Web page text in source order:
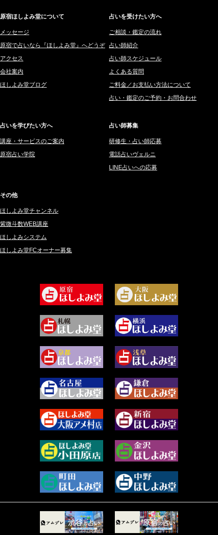
年齢でも愛されます
橘メルロ (7)
鈴喜みわこ (8)
鯖ノ実 ソニン (19)
愛音ソナタ (16)
紫村 明世 (34)
桜望巴千 (270)
綺咲みゆき (22)
比呂 酒井 (59)
ロザリン (157)
坂宮 鈴果 (82)
尾羽奈美海 (95)
藻那ムール (2)
白丸モカ (180)
水浅葱 旬時 (150)
阿佐霧 峰麿 (37)
源 彩乃 (65)
美月マーシャ (212)
芽百マミム (739)
真巳華 - Mamika - (268)
プラタ 真寿 (164)
紅月Luru (4)
ルーカス伽豆海 (1111)
2025年12月 (201)
2025年11月 (252)
2025年10月 (242)
2025年9月 (196)
2025年8月 (182)
2025年7月 (192)
2024年12月 (57)
2024年11月 (38)
2024年10月 (36)
2024年9月 (39)
2024年8月 (45)
2024年5月 (92)
2024年3月 (49)
2024年2月 (40)
2024年1月 (63)
2023年12月 (86)
2023年11月 (67)
2023年10月 (36)
2023年9月 (37)
2023年8月 (46)
2023年7月 (59)
2023年6月 (73)
2023年5月 (67)
2023年4月 (73)
2023年2月 (99)
原宿ほしよみ堂について
メッセージ
原宿で占いなら『ほしよみ堂』へどうぞ
アクセス
会社案内
ほしよみ堂ブログ
占いを受けたい方へ
ご相談・鑑定の流れ
占い師紹介
占い師スケジュール
よくある質問
ご料金／お支払い方法について
占い・鑑定のご予約・お問合わせ
占いを学びたい方へ
講座・サービスのご案内
原宿占い学院
占い師募集
研修生・占い師応募
電話占いヴェルニ
LINE占いへの応募
その他
ほしよみ堂チャンネル
紫微斗数WEB講座
ほしよみシステム
ほしよみ堂FCオーナー募集